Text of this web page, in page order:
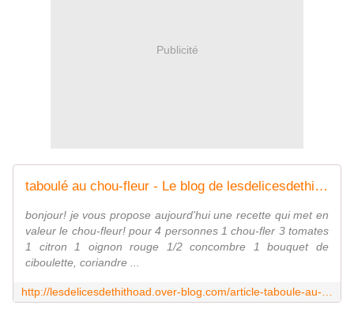
Publicité
taboulé au chou-fleur - Le blog de lesdelicesdethithoad
bonjour! je vous propose aujourd'hui une recette qui met en
valeur le chou-fleur! pour 4 personnes 1 chou-fler 3 tomates
1 citron 1 oignon rouge 1/2 concombre 1 bouquet de
ciboulette, coriandre ...